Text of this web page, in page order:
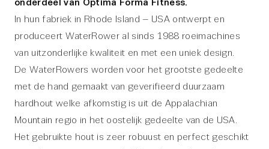
onderdeel van Optima Forma Fitness.
In hun fabriek in Rhode Island – USA ontwerpt en
produceert WaterRower al sinds 1988 roeimachines
van uitzonderlijke kwaliteit en met een uniek design.
De WaterRowers worden voor het grootste gedeelte
met de hand gemaakt van geverifieerd duurzaam
hardhout welke afkomstig is uit de Appalachian
Mountain regio in het oostelijk gedeelte van de USA.
Het gebruikte hout is zeer robuust en perfect geschikt